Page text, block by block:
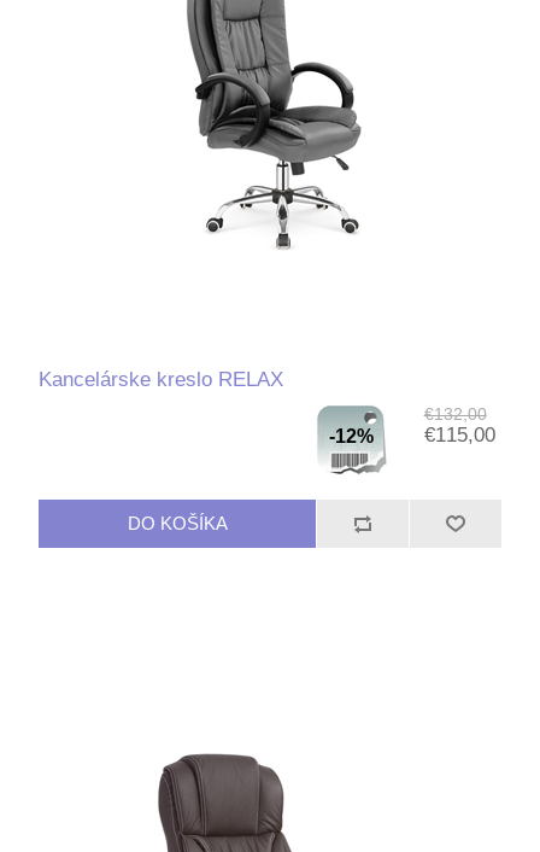
Kancelárske kreslo RELAX
€132,00
€115,00
-12%